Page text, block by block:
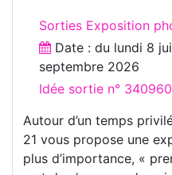
Sorties Exposition
Date : du lundi 8
septembre 2026
Idée sortie n° 340960
Autour d’un temps
21 vous propose une
plus d’importance, «